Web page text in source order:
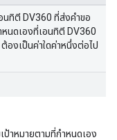
นทิตี DV360 ที่ส่งคำขอ
หนดเองที่เอนทิตี DV360
ต้องเป็นค่าใดค่าหนึ่งต่อไป
าหมายตามที่กำหนดเอง